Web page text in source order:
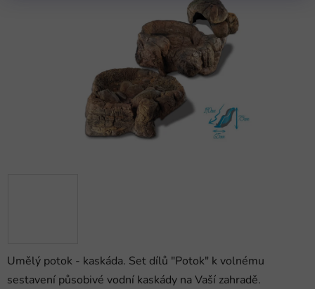
Umělý potok - kaskáda. Set dílů "Potok" k volnému
sestavení působivé vodní kaskády na Vaší zahradě.